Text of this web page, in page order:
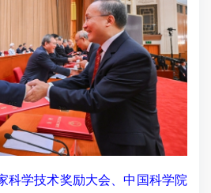
学技术奖励大会、中国科学院